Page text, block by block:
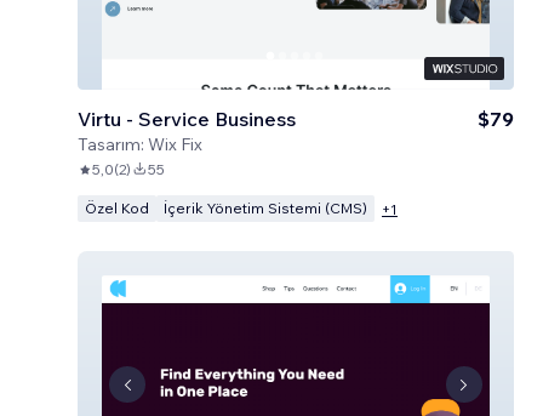
Virtu - Service Business
Tasarım: Wix Fix
$79
5,0(2) 55
Özel Kod İçerik Yönetim Sistemi (CMS) +1